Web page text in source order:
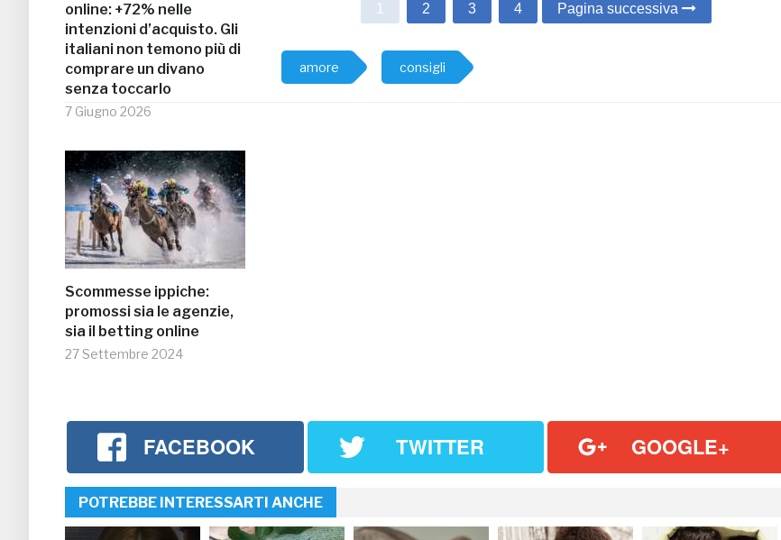
online: +72% nelle
intenzioni d’acquisto. Gli
italiani non temono più di
comprare un divano
senza toccarlo
7 Giugno 2026
Scommesse ippiche:
promossi sia le agenzie,
sia il betting online
27 Settembre 2024
1 2 3 4 Pagina successiva
amore consigli
FACEBOOK TWITTER GOOGLE+
POTREBBE INTERESSARTI ANCHE